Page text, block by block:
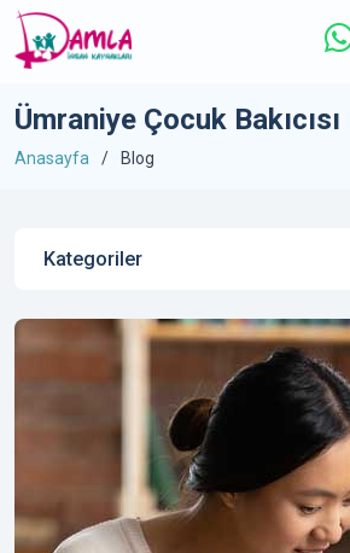
Ümraniye Çocuk Bakıcısı
Anasayfa Blog
Kategoriler